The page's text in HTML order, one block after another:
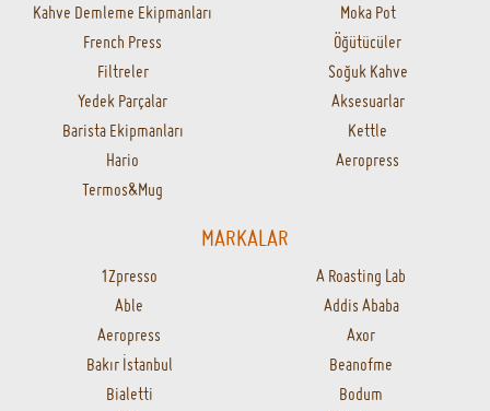
Kahve Demleme Ekipmanları
Moka Pot
French Press
Öğütücüler
Filtreler
Soğuk Kahve
Yedek Parçalar
Aksesuarlar
Barista Ekipmanları
Kettle
Hario
Aeropress
Termos&Mug
MARKALAR
1Zpresso
A Roasting Lab
Able
Addis Ababa
Aeropress
Axor
Bakır İstanbul
Beanofme
Bialetti
Bodum